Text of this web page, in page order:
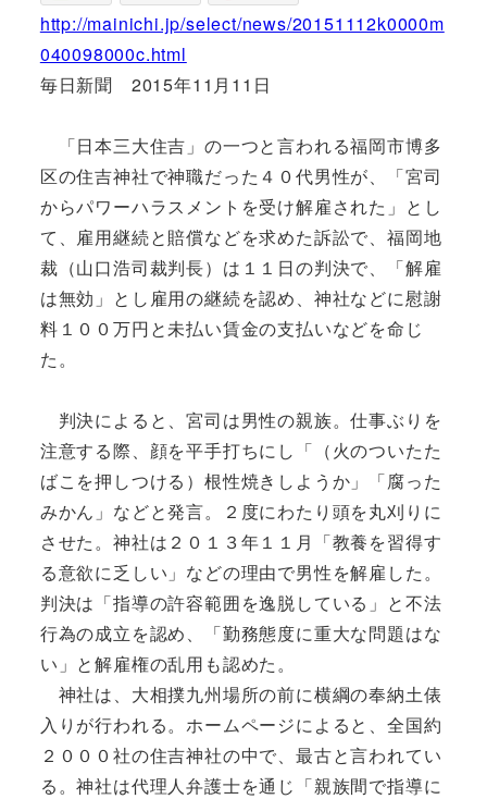
http://mainichi.jp/select/news/20151112k0000m
040098000c.html
毎日新聞 2015年11月11日
「日本三大住吉」の一つと言われる福岡市博多
区の住吉神社で神職だった４０代男性が、「宮司
からパワーハラスメントを受け解雇された」とし
て、雇用継続と賠償などを求めた訴訟で、福岡地
裁（山口浩司裁判長）は１１日の判決で、「解雇
は無効」とし雇用の継続を認め、神社などに慰謝
料１００万円と未払い賃金の支払いなどを命じ
た。
判決によると、宮司は男性の親族。仕事ぶりを
注意する際、顔を平手打ちにし「（火のついたた
ばこを押しつける）根性焼きしようか」「腐った
みかん」などと発言。２度にわたり頭を丸刈りに
させた。神社は２０１３年１１月「教養を習得す
る意欲に乏しい」などの理由で男性を解雇した。
判決は「指導の許容範囲を逸脱している」と不法
行為の成立を認め、「勤務態度に重大な問題はな
い」と解雇権の乱用も認めた。
神社は、大相撲九州場所の前に横綱の奉納土俵
入りが行われる。ホームページによると、全国約
２０００社の住吉神社の中で、最古と言われてい
る。神社は代理人弁護士を通じ「親族間で指導に